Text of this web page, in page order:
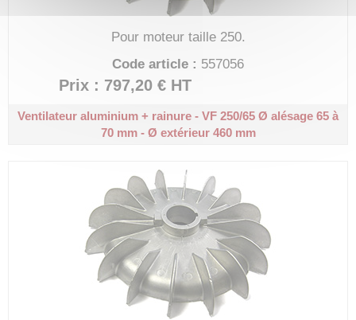
Pour moteur taille 250.
Code article : 557056
Prix : 797,20 € HT
Ventilateur aluminium + rainure - VF 250/65 Ø alésage 65 à
70 mm - Ø extérieur 460 mm